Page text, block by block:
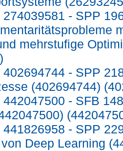
274039581 - SPP
mehrstufige
402694744 - SPP
(402694744)
442047500 - SFB
441826958 - SPP
Deep Learning